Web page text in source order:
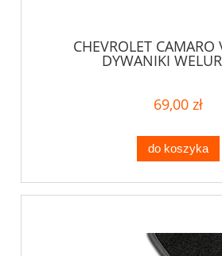
CHEVROLET
DYWANIKI
69,00 zł
do koszyka